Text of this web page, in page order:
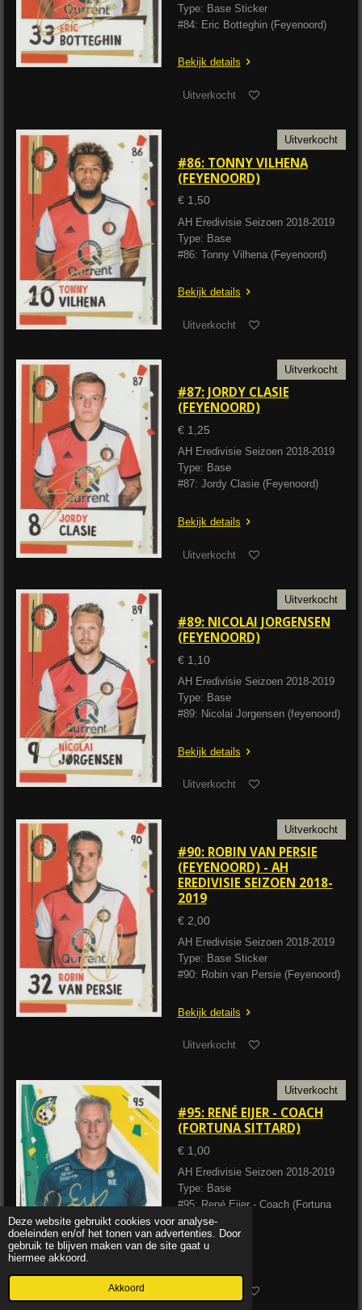
Deze website gebruikt cookies voor analyse-
doeleinden en/of het tonen van advertenties. Door
gebruik te blijven maken van de site gaat u
hiermee akkoord.
Akkoord
Type: Base Sticker
#84: Eric Botteghin (Feyenoord)
Bekijk details
Uitverkocht
Uitverkocht
#86: TONNY VILHENA
(FEYENOORD)
€ 1,50
AH Eredivisie Seizoen 2018-2019
Type: Base
#86: Tonny Vilhena (Feyenoord)
Bekijk details
Uitverkocht
Uitverkocht
#87: JORDY CLASIE
(FEYENOORD)
€ 1,25
AH Eredivisie Seizoen 2018-2019
Type: Base
#87: Jordy Clasie (Feyenoord)
Bekijk details
Uitverkocht
Uitverkocht
#89: NICOLAI JORGENSEN
(FEYENOORD)
€ 1,10
AH Eredivisie Seizoen 2018-2019
Type: Base
#89: Nicolai Jorgensen (feyenoord)
Bekijk details
Uitverkocht
Uitverkocht
#90: ROBIN VAN PERSIE
(FEYENOORD) - AH
EREDIVISIE SEIZOEN 2018-
2019
€ 2,00
AH Eredivisie Seizoen 2018-2019
Type: Base Sticker
#90: Robin van Persie (Feyenoord)
Bekijk details
Uitverkocht
Uitverkocht
#95: RENÉ EIJER - COACH
(FORTUNA SITTARD)
€ 1,00
AH Eredivisie Seizoen 2018-2019
Type: Base
#95: René Eijer - Coach (Fortuna
Sittard)